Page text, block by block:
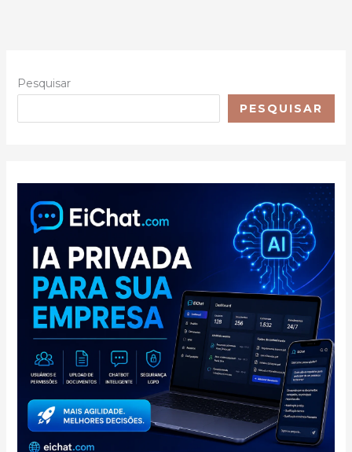
Pesquisar
PESQUISAR